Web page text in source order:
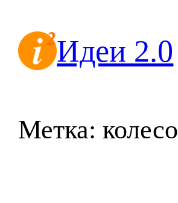
содержимомуИдеи 2.0
Метка:колесо